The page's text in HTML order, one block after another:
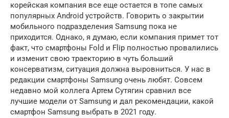
корейская компания все еще остается в топе самых
популярных Android устройств. Говорить о закрытии
мобильного подразделения Samsung пока не
приходится. Однако, я думаю, если компания примет тот
факт, что смартфоны Fold и Flip полностью провалились
и изменит свою траекторию в чуть больший
консерватизм, ситуация должна выровниться. У нас в
редакции смартфоны Samsung очень любят. Совсем
недавно мой коллега Артем Сутягин сравнил все
лучшие модели от Samsung и дал рекомендации, какой
смартфон Samsung выбрать в 2021 году.